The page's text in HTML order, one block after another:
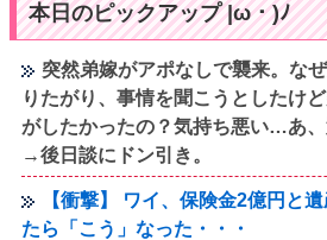
本日のピックアップ |ω・)ﾉ
突然弟嫁がアポなしで襲来。な
りたがり、事情を聞こうとしたけ
がしたかったの？気持ち悪い…あ
→後日談にドン引き。
【衝撃】 ワイ、保険金2億円と
たら「こう」なった・・・